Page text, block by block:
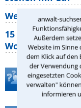
anwalt-
Außerdem
Website im Sinne
dem Klick auf den
der Verwendung
eingesetzten
verwalten"
informieren
Wer muss
15 elementare